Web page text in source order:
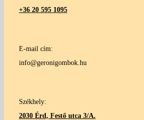
+36 20 595 1095
E-mail cím:
info@geronigombok.hu
Székhely:
2030 Érd, Festő utca 3/A.